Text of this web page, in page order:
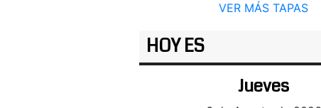
VER MÁS TAPAS
HOY ES
Jueves